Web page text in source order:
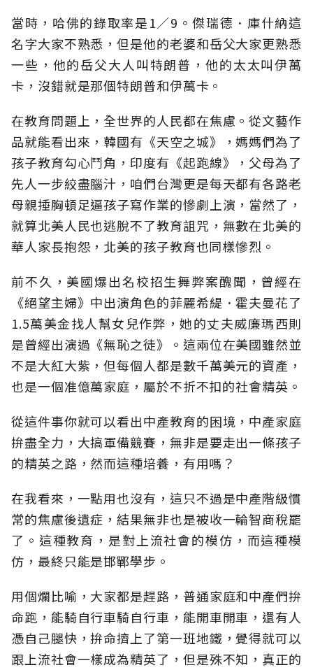
當時，哈佛的錄取率是1／9。傑瑞德．庫什納這
名字大家不熟悉，但是他的老婆和岳父大家更熟悉
一些，他的岳父大人叫特朗普，他的太太叫伊萬
卡，沒錯就是那個特朗普和伊萬卡。
在教育問題上，全世界的人民都在焦慮。從文藝作
品就能看出來，韓國有《天空之城》，媽媽們為了
孩子教育勾心鬥角，印度有《起跑線》，父母為了
先人一步絞盡腦汁，咱們台灣更是每天都有各路老
母親捶胸頓足逼孩子寫作業的慘劇上演，當然了，
就算北美人民也逃脫不了教育詛咒，無數在北美的
華人家長抱怨，北美的孩子教育也同樣慘烈。
前不久，美國爆出名校招生舞弊案醜聞，曾經在
《絕望主婦》中出演角色的菲麗希緹．霍夫曼花了
1.5萬美金找人幫女兒作弊，她的丈夫威廉瑪西則
是曾經出演過《無恥之徒》。這兩位在美國雖然並
不是大紅大紫，但每個人都是數千萬美元的資產，
也是一個准億萬家庭，屬於不折不扣的社會精英。
從這件事你就可以看出中產教育的困境，中產家庭
拚盡全力，大搞軍備競賽，無非是要走出一條孩子
的精英之路，然而這種培養，有用嗎？
在我看來，一點用也沒有，這只不過是中產階級慣
常的焦慮後遺症，結果無非也是被收一輪智商稅罷
了。這種教育，是對上流社會的模仿，而這種模
仿，最終只能是邯鄲學步。
用個爛比喻，大家都是趕路，普通家庭和中產們拚
命跑，能騎自行車騎自行車，能開車開車，還有人
憑自己腿快，拚命擠上了第一班地鐵，覺得就可以
跟上流社會一樣成為精英了，但是殊不知，真正的